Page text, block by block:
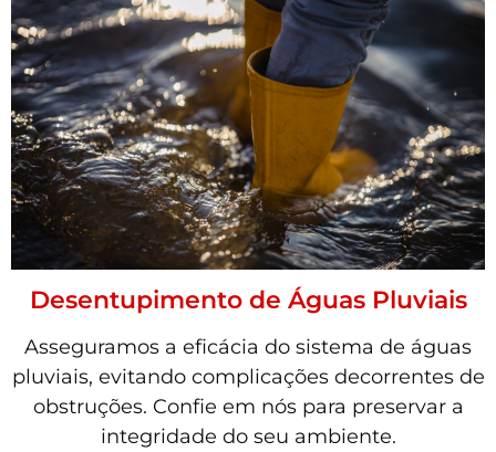
Desentupimento de Águas Pluviais
Asseguramos a eficácia do sistema de águas
pluviais, evitando complicações decorrentes de
obstruções. Confie em nós para preservar a
integridade do seu ambiente.